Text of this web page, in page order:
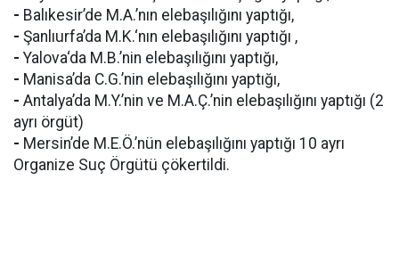
- Balıkesir’de M.A.’nın elebaşılığını yaptığı,
- Şanlıurfa’da M.K.‘nın elebaşılığını yaptığı ,
- Yalova‘da M.B.’nin elebaşılığını yaptığı,
- Manisa’da C.G.’nin elebaşılığını yaptığı,
- Antalya’da M.Y.’nin ve M.A.Ç.’nin elebaşılığını yaptığı (2
ayrı örgüt)
- Mersin’de M.E.Ö.’nün elebaşılığını yaptığı 10 ayrı
Organize Suç Örgütü çökertildi.